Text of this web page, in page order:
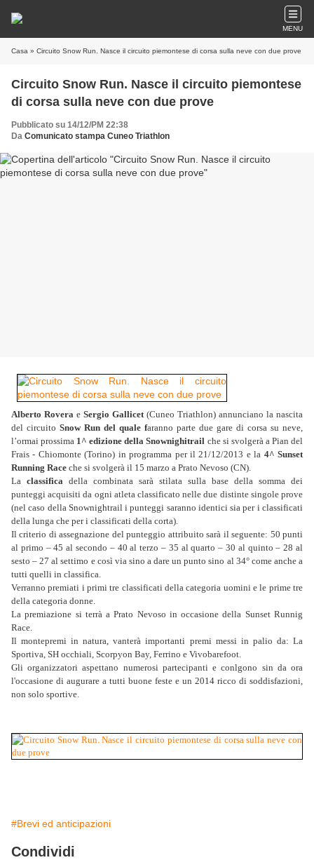
MENU
Casa » Circuito Snow Run. Nasce il circuito piemontese di corsa sulla neve con due prove
Circuito Snow Run. Nasce il circuito piemontese
di corsa sulla neve con due prove
Pubblicato su 14/12/PM 22:38
Da Comunicato stampa Cuneo Triathlon
Alberto Rovera e Sergio Gallicet(Cuneo Triathlon) annunciano la nascita
del circuito Snow Run del quale faranno parte due gare di corsa su neve,
l’ormai prossima 1^ edizione della Snownighitrail che si svolgerà a Pian del
Frais - Chiomonte (Torino) in programma per il 21/12/2013 e la 4^ Sunset
Running Race che si svolgerà il 15 marzo a Prato Nevoso (CN).
La classifica della combinata sarà stilata sulla base della somma dei
punteggi acquisiti da ogni atleta classificato nelle due distinte singole prove
(nel caso della Snownightrail i punteggi saranno identici sia per i classificati
della lunga che per i classificati della corta).
Il criterio di assegnazione del punteggio attribuito sarà il seguente: 50 punti
al primo – 45 al secondo – 40 al terzo – 35 al quarto – 30 al quinto – 28 al
sesto – 27 al settimo e così via sino a dare un punto sino al 34° come anche a
tutti quelli in classifica.
Verranno premiati i primi tre classificati della categoria uomini e le prime tre
della categoria donne.
La premiazione si terrà a Prato Nevoso in occasione della Sunset Runnig
Race.
Il montepremi in natura, vanterà importanti premi messi in palio da: La
Sportiva, SH occhiali, Scorpyon Bay, Ferrino e Vivobarefoot.
Gli organizzatori aspettano numerosi partecipanti e conlgono sin da ora
l'occasione di augurare a tutti buone feste e un 2014 ricco di soddisfazioni,
non solo sportive.
#Brevi ed anticipazioni
Condividi